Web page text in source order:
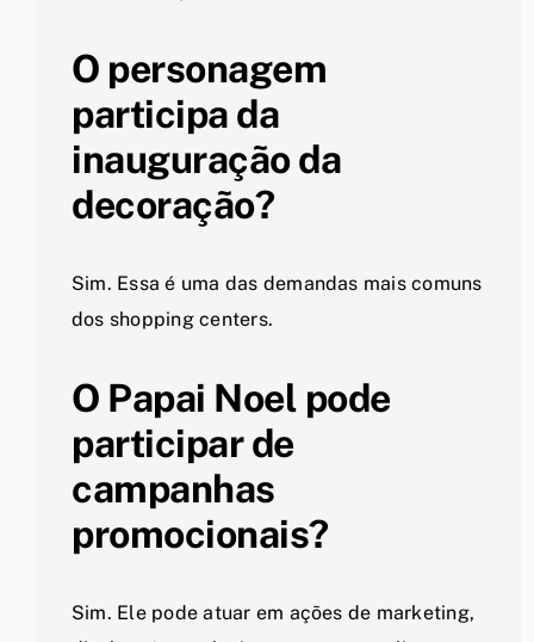
O personagem
participa da
inauguração da
decoração?
Sim. Essa é uma das demandas mais comuns
dos shopping centers.
O Papai Noel pode
participar de
campanhas
promocionais?
Sim. Ele pode atuar em ações de marketing,